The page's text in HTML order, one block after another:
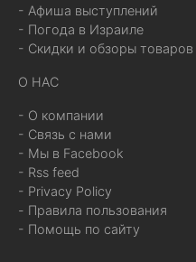
- Афиша выступлений
- Погода в Израиле
- Скидки и обзоры товаров
О НАС
- О компании
- Связь с нами
- Мы в Facebook
- Rss feed
- Privacy Policy
- Правила пользования
- Помощь по сайту